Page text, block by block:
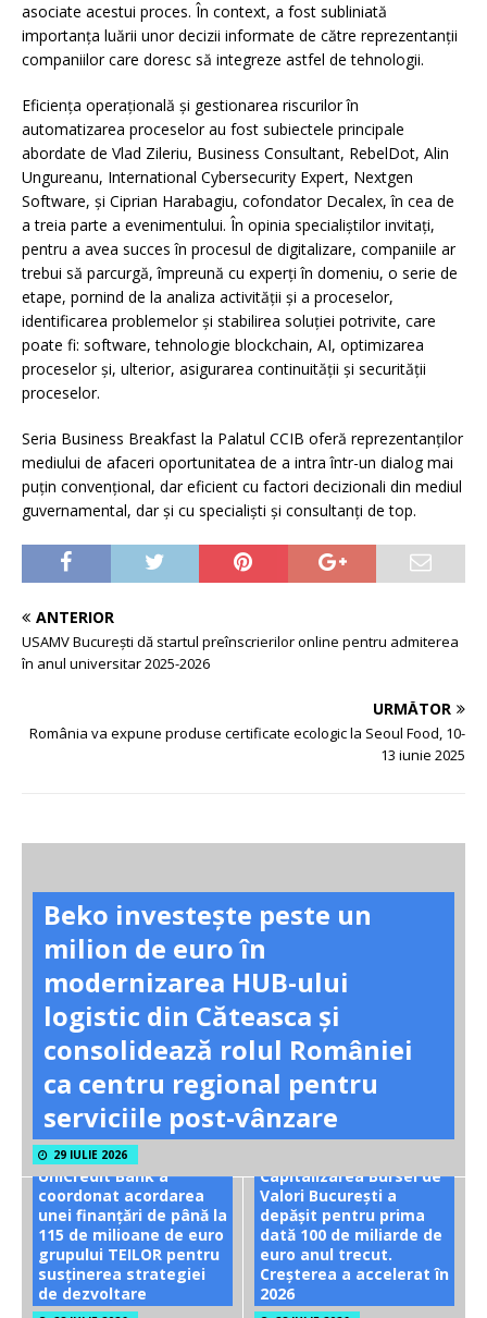
asociate acestui proces. În context, a fost subliniată
importanța luării unor decizii informate de către reprezentanții
companiilor care doresc să integreze astfel de tehnologii.
Eficiența operațională și gestionarea riscurilor în
automatizarea proceselor au fost subiectele principale
abordate de Vlad Zileriu, Business Consultant, RebelDot, Alin
Ungureanu, International Cybersecurity Expert, Nextgen
Software, și Ciprian Harabagiu, cofondator Decalex, în cea de
a treia parte a evenimentului. În opinia specialiștilor invitați,
pentru a avea succes în procesul de digitalizare, companiile ar
trebui să parcurgă, împreună cu experți în domeniu, o serie de
etape, pornind de la analiza activității și a proceselor,
identificarea problemelor și stabilirea soluției potrivite, care
poate fi: software, tehnologie blockchain, AI, optimizarea
proceselor și, ulterior, asigurarea continuității și securității
proceselor.
Seria Business Breakfast la Palatul CCIB oferă reprezentanţilor
mediului de afaceri oportunitatea de a intra într-un dialog mai
puţin convenţional, dar eficient cu factori decizionali din mediul
guvernamental, dar și cu specialişti şi consultanţi de top.
ANTERIOR
USAMV București dă startul preînscrierilor online pentru admiterea
în anul universitar 2025-2026
URMĂTOR
România va expune produse certificate ecologic la Seoul Food, 10-
13 iunie 2025
Beko investește peste un
milion de euro în
modernizarea HUB-ului
logistic din Căteasca și
consolidează rolul României
ca centru regional pentru
serviciile post-vânzare
29 IULIE 2026
UniCredit Bank a
coordonat acordarea
unei finanțări de până la
115 de milioane de euro
grupului TEILOR pentru
susținerea strategiei
de dezvoltare
Capitalizarea Bursei de
Valori București a
depășit pentru prima
dată 100 de miliarde de
euro anul trecut.
Creșterea a accelerat în
2026